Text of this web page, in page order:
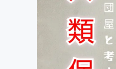
テ
映